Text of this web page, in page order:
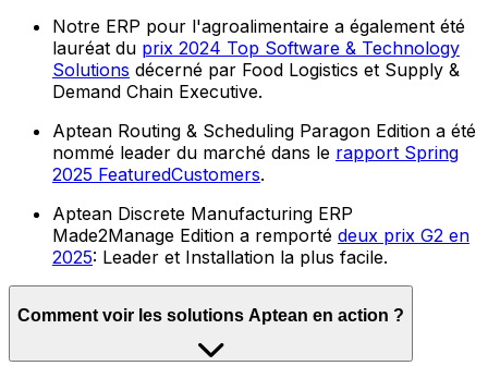
Notre ERP pour l'agroalimentaire a également été
lauréat du prix 2024 Top Software & Technology
Solutions décerné par Food Logistics et Supply &
Demand Chain Executive.
Aptean Routing & Scheduling Paragon Edition a été
nommé leader du marché dans le rapport Spring
2025 FeaturedCustomers.
Aptean Discrete Manufacturing ERP
Made2Manage Edition a remporté deux prix G2 en
2025: Leader et Installation la plus facile.
Comment voir les solutions Aptean en action ?